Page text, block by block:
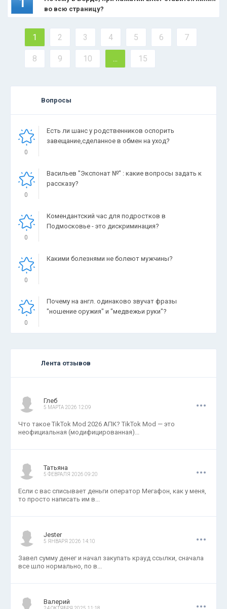
во всю страницу?
1 2 3 4 5 6 7
8 9 10 ... 15
Вопросы
0
Есть ли шанс у родственников оспорить
завещание,сделанное в обмен на уход?
0
Васильев "Экспонат №" : какие вопросы задать к
рассказу?
0
Комендантский час для подростков в
Подмосковье - это дискриминация?
0
Какими болезнями не болеют мужчины?
0
Почему на англ. одинаково звучат фразы
"ношение оружия" и "медвежьи руки"?
Лента отзывов
Глеб
5 МАРТА 2026 12:09 ...
Что такое TikTok Mod 2026 АПК? TikTok Mod — это
неофициальная (модифицированная)...
Татьяна
5 ФЕВРАЛЯ 2026 09:20 ...
Если с вас списывает деньги оператор Мегафон, как у меня,
то просто написать им в...
Jester
5 ЯНВАРЯ 2026 14:10 ...
Завел сумму денег и начал закупать крауд ссылки, сначала
все шло нормально, по в...
Валерий ...